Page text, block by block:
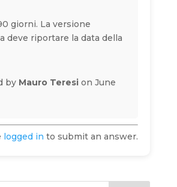
giorni. La versione
deve riportare la data della
by Mauro Teresion June
logged in to submit an answer.